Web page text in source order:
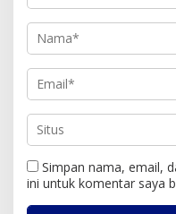
Simpan nama, email,
ini untuk komentar saya